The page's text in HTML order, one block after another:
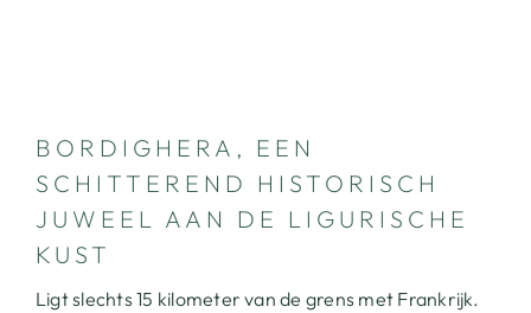
BORDIGHERA, EEN
SCHITTEREND HISTORISCH
JUWEEL AAN DE LIGURISCHE
KUST
Ligt slechts 15 kilometer van de grens met Frankrijk.